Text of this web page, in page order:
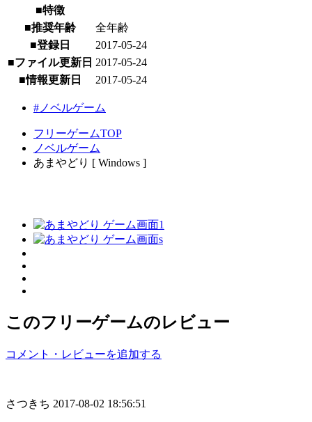
■特徴
■推奨年齢
全年齢
■登録日
2017-05-24
■ファイル更新日 2017-05-24
■情報更新日
2017-05-24
#ノベルゲーム
フリーゲームTOP
ノベルゲーム
あまやどり [ Windows ]
このフリーゲームのレビュー
コメント・レビューを追加する
さつきち 2017-08-02 18:56:51